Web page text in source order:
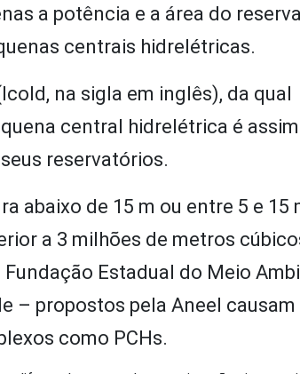
a potência e a área do
centrais hidrelétricas.
na sigla em inglês), da qual
central hidrelétrica é assim
reservatórios.
abaixo de 15 m ou entre 5 e 15
a 3 milhões de metros
Estadual do Meio
– propostos pela Aneel causam
como PCHs.